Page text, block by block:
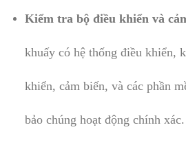
Kiểm tra bộ điều khiển và
khuấy có hệ thống điều khiển,
khiển, cảm biến, và các phần
bảo chúng hoạt động chính